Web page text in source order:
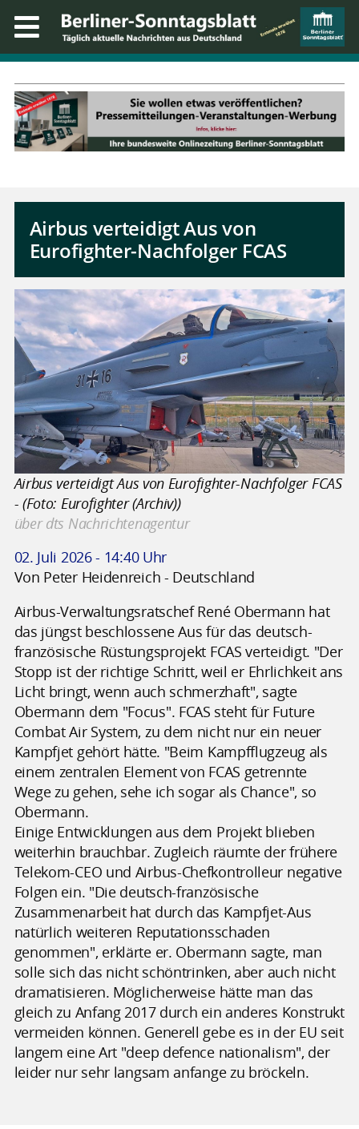
Airbus verteidigt Aus von
Eurofighter-Nachfolger FCAS
Airbus verteidigt Aus von Eurofighter-Nachfolger FCAS
- (Foto: Eurofighter (Archiv))
über dts Nachrichtenagentur
02. Juli 2026 - 14:40 Uhr
Von Peter Heidenreich - Deutschland
Airbus-Verwaltungsratschef René Obermann hat
das jüngst beschlossene Aus für das deutsch-
französische Rüstungsprojekt FCAS verteidigt. "Der
Stopp ist der richtige Schritt, weil er Ehrlichkeit ans
Licht bringt, wenn auch schmerzhaft", sagte
Obermann dem "Focus". FCAS steht für Future
Combat Air System, zu dem nicht nur ein neuer
Kampfjet gehört hätte. "Beim Kampfflugzeug als
einem zentralen Element von FCAS getrennte
Wege zu gehen, sehe ich sogar als Chance", so
Obermann.
Einige Entwicklungen aus dem Projekt blieben
weiterhin brauchbar. Zugleich räumte der frühere
Telekom-CEO und Airbus-Chefkontrolleur negative
Folgen ein. "Die deutsch-französische
Zusammenarbeit hat durch das Kampfjet-Aus
natürlich weiteren Reputationsschaden
genommen", erklärte er. Obermann sagte, man
solle sich das nicht schöntrinken, aber auch nicht
dramatisieren. Möglicherweise hätte man das
gleich zu Anfang 2017 durch ein anderes Konstrukt
vermeiden können. Generell gebe es in der EU seit
langem eine Art "deep defence nationalism", der
leider nur sehr langsam anfange zu bröckeln.